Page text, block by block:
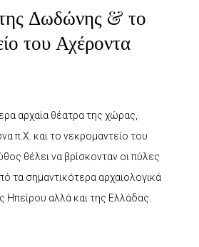
Δωδώνης & το
του Αχέροντα
αρχαία θέατρα της χώρας,
π.Χ. και το νεκρομαντείο του
θέλει να βρίσκονταν οι πύλες
τα σημαντικότερα αρχαιολογικά
Ηπείρου αλλά και της Ελλάδας.